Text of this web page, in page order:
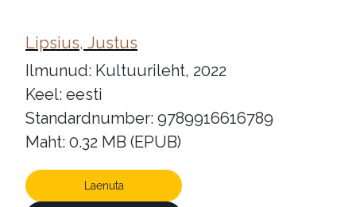
Lipsius, Justus
Ilmunud: Kultuurileht, 2022
Keel: eesti
Standardnumber: 9789916616789
Maht: 0.32 MB (EPUB)
Laenuta